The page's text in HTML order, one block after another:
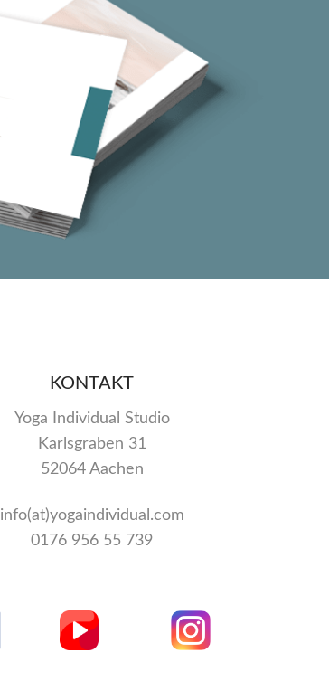
KONTAKT
Yoga Individual Studio
Karlsgraben 31
52064 Aachen
info(at)yogaindividual.com
0176 956 55 739